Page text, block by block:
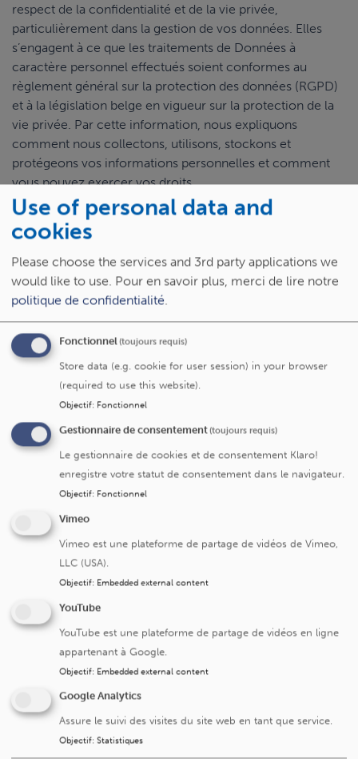
respect de la confidentialité et de la vie privée,
particulièrement dans la gestion de vos données. Elles
s’engagent à ce que les traitements de Données à
caractère personnel effectués soient conformes au
règlement général sur la protection des données (RGPD)
et à la législation belge en vigueur sur la protection de la
vie privée. Par cette information, nous expliquons
comment nous collectons, utilisons, stockons et
protégeons vos informations personnelles et comment
vous pouvez exercer vos droits.
données?
Eléments essentiels de notre politique de
protection des données
Responsable de traitement et Délégué à la
protection des données
Quels sont les types de Données traitées et
comment sont-elles collectées ?
Sur quels fondements juridiques vos
Données sont-elles traitées ?
Dans quels buts vos Données sont-elles
Quelles sont les personnes ayant accès à
vos Données ?
Use of personal data and
cookies
Please choose the services and 3rd party applications we
would like to use. Pour en savoir plus, merci de lire notre
politique de confidentialité.
Fonctionnel(toujours requis)
Store data (e.g. cookie for user session) in your browser
(required to use this website).
Objectif: Fonctionnel
Gestionnaire de consentement(toujours requis)
Le gestionnaire de cookies et de consentement Klaro!
enregistre votre statut de consentement dans le navigateur.
Objectif: Fonctionnel
Vimeo
Vimeo est une plateforme de partage de vidéos de Vimeo,
LLC (USA).
Objectif: Embedded external content
YouTube
YouTube est une plateforme de partage de vidéos en ligne
appartenant à Google.
Objectif: Embedded external content
Google Analytics
Assure le suivi des visites du site web en tant que service.
Objectif: Statistiques